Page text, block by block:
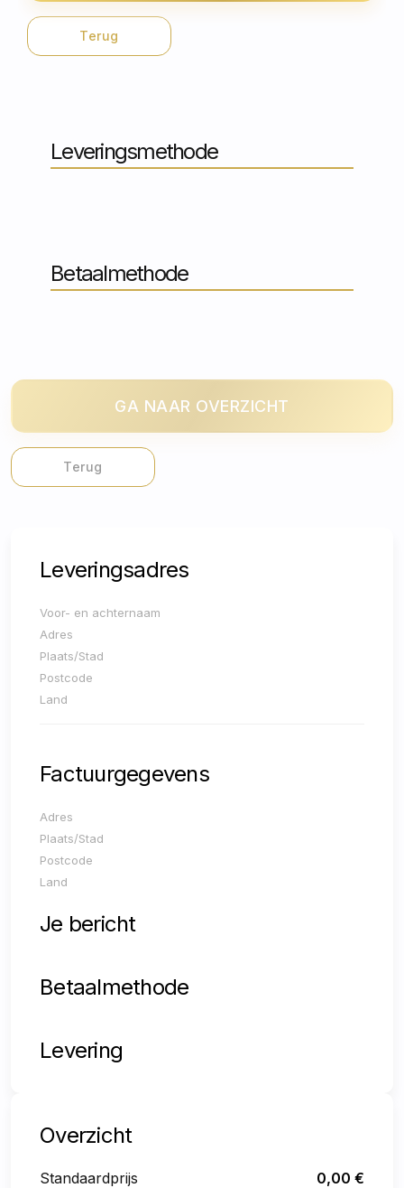
Terug
Leveringsmethode
Betaalmethode
Terug
GA NAAR OVERZICHT
Leveringsadres
Voor- en achternaam
Adres
Plaats/Stad
Postcode
Land
Factuurgegevens
Adres
Plaats/Stad
Postcode
Land
Je bericht
Betaalmethode
Levering
Overzicht
0,00 €
Standaardprijs